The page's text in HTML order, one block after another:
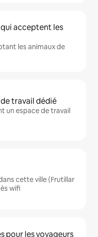
acceptent les
les animaux de
travail dédié
un espace de travail
cette ville (Frutillar
wifi
pour les voyageurs